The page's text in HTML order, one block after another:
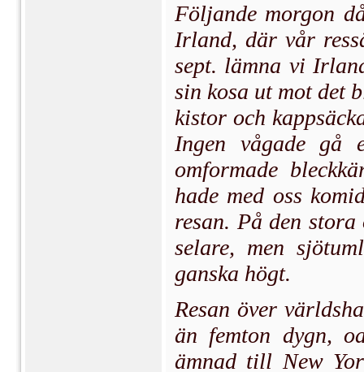
Följande morgon
Irland, där vår
sept. lämna vi
sin kosa ut mot det
kistor och
Ingen vågade gå
omformade
hade med oss
resan. På den
selare, men
ganska högt.
Resan över
än femton dygn,
ämnad till New